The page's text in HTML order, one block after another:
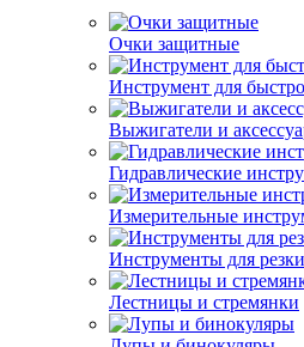
Очки защитные
Инструмент для
Выжигатели и
Гидравлические
Измерительные
Инструменты для резки
Лестницы и стремянки